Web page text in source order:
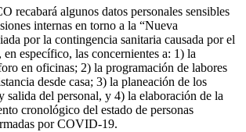
recabará algunos datos personales sensibles
internas en torno a la “Nueva
por la contingencia sanitaria causada por el
específico, las concernientes a: 1) la
en oficinas; 2) la programación de labores
desde casa; 3) la planeación de los
salida del personal, y 4) la elaboración de la
cronológico del estado de personas
por COVID-19.